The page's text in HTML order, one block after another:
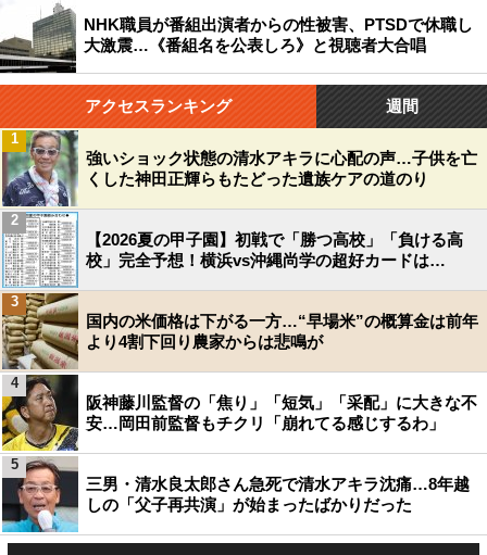
NHK職員が番組出演者からの性被害、PTSDで休職し
大激震…《番組名を公表しろ》と視聴者大合唱
アクセスランキング 週間
強いショック状態の清水アキラに心配の声…子供を亡
くした神田正輝らもたどった遺族ケアの道のり
1
【2026夏の甲子園】初戦で「勝つ高校」「負ける高
校」完全予想！横浜vs沖縄尚学の超好カードは…
2
国内の米価格は下がる一方…“早場米”の概算金は前年
より4割下回り農家からは悲鳴が
3
阪神藤川監督の「焦り」「短気」「采配」に大きな不
安…岡田前監督もチクリ「崩れてる感じするわ」
4
三男・清水良太郎さん急死で清水アキラ沈痛…8年越
しの「父子再共演」が始まったばかりだった
5